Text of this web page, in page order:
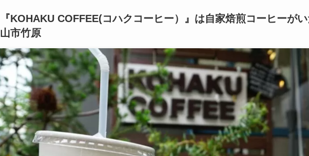
『KOHAKU COFFEE(コハクコーヒー）』は自家焙煎コーヒーが
山市竹原